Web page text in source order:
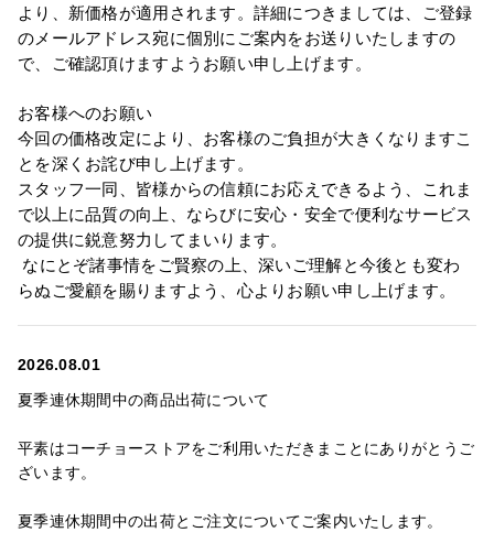
より、新価格が適用されます。詳細につきましては、ご登録
のメールアドレス宛に個別にご案内をお送りいたしますの
で、ご確認頂けますようお願い申し上げます。
お客様へのお願い
今回の価格改定により、お客様のご負担が大きくなりますこ
とを深くお詫び申し上げます。
スタッフ一同、皆様からの信頼にお応えできるよう、これま
で以上に品質の向上、ならびに安心・安全で便利なサービス
の提供に鋭意努力してまいります。
なにとぞ諸事情をご賢察の上、深いご理解と今後とも変わ
らぬご愛顧を賜りますよう、心よりお願い申し上げます。
2026.08.01
夏季連休期間中の商品出荷について
平素はコーチョーストアをご利用いただきまことにありがとうご
ざいます。
夏季連休期間中の出荷とご注文についてご案内いたします。